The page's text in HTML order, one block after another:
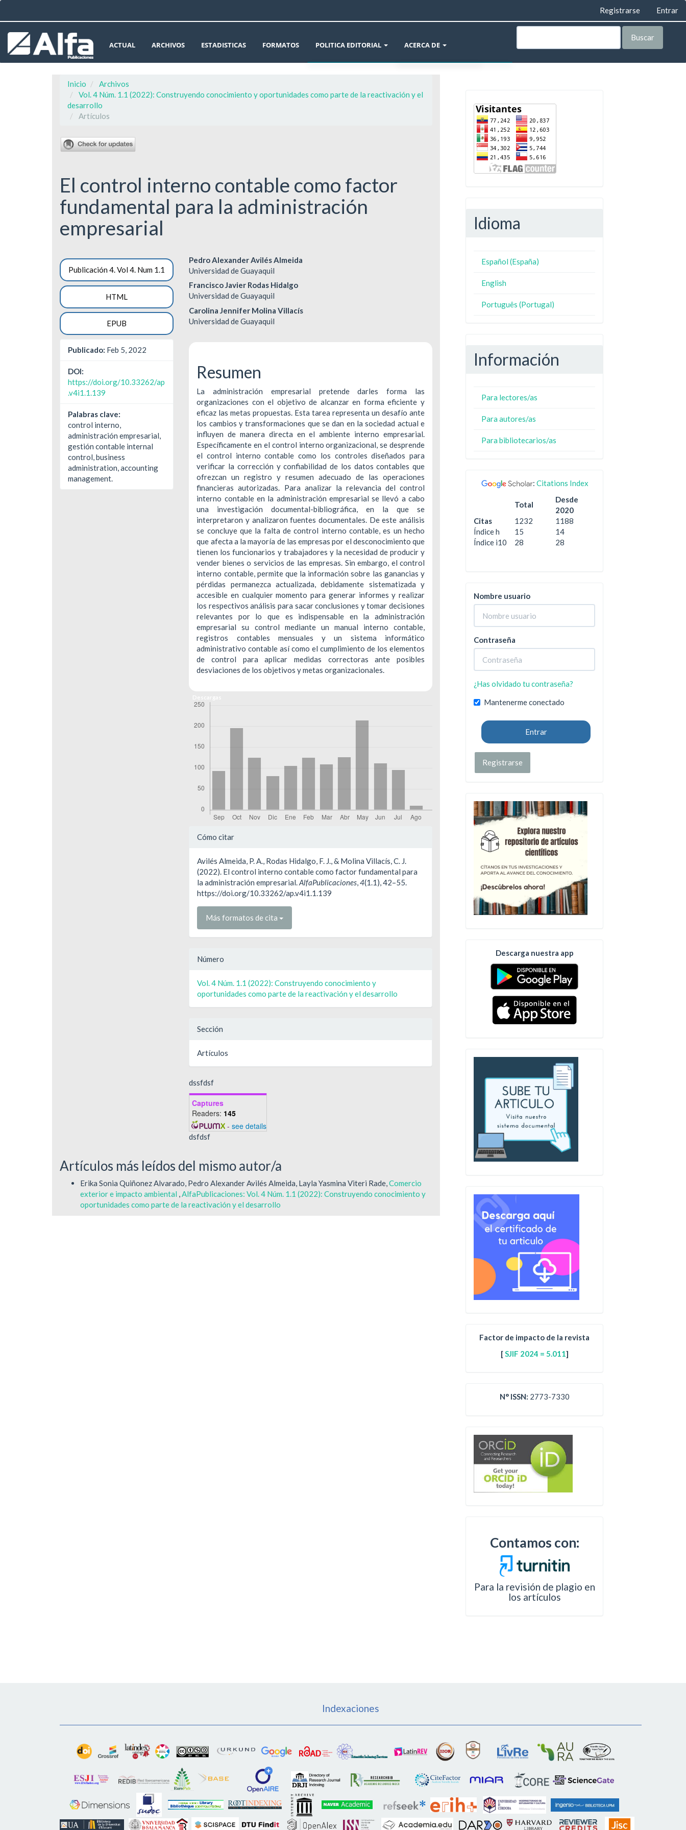
principal
Barra
lateral
Registrarse Entrar
ACTUAL ARCHIVOS ESTADISTICAS FORMATOS POLITICA EDITORIAL
DECLARACIÓN DE ÉTICA Y BUENAS PRÁCTICAS
POLÍTICA DE USO DE INTELIGENCIA ARTIFICIAL
POLÍTICA REVISIÓN DE PARES
ACERCA DE
INFORMACIÓN LEGAL
DECLARACIÓN DE PRIVACIDAD
Buscar
Inicio
Archivos
Vol. 4 Núm. 1.1 (2022): Construyendo conocimiento y oportunidades como parte de la reactivación y el
desarrollo
Artículos
El control interno contable como factor
fundamental para la administración
empresarial
Barra
lateral
del
artículo
Publicación 4. Vol 4. Num 1.1
HTML
EPUB
Publicado: Feb 5, 2022
DOI:
https://doi.org/10.33262/ap
.v4i1.1.139
Palabras clave:
control interno,
administración empresarial,
gestión contable internal
control, business
administration, accounting
management.
Contenido
principal
del
artículo
Pedro Alexander Avilés Almeida
Universidad de Guayaquil
Francisco Javier Rodas Hidalgo
Universidad de Guayaquil
Carolina Jennifer Molina Villacís
Universidad de Guayaquil
Resumen
La administración empresarial pretende darles forma las
organizaciones con el objetivo de alcanzar en forma eficiente y
eficaz las metas propuestas. Esta tarea representa un desafío ante
los cambios y transformaciones que se dan en la sociedad actual e
influyen de manera directa en el ambiente interno empresarial.
Específicamente en el control interno organizacional, se desprende
el control interno contable como los controles diseñados para
verificar la corrección y confiabilidad de los datos contables que
ofrezcan un registro y resumen adecuado de las operaciones
financieras autorizadas. Para analizar la relevancia del control
interno contable en la administración empresarial se llevó a cabo
una investigación documental-bibliográfica, en la que se
interpretaron y analizaron fuentes documentales. De este análisis
se concluye que la falta de control interno contable, es un hecho
que afecta a la mayoría de las empresas por el desconocimiento que
tienen los funcionarios y trabajadores y la necesidad de producir y
vender bienes o servicios de las empresas. Sin embargo, el control
interno contable, permite que la información sobre las ganancias y
pérdidas permanezca actualizada, debidamente sistematizada y
accesible en cualquier momento para generar informes y realizar
los respectivos análisis para sacar conclusiones y tomar decisiones
relevantes por lo que es indispensable en la administración
empresarial su control mediante un manual interno contable,
registros contables mensuales y un sistema informático
administrativo contable así como el cumplimiento de los elementos
de control para aplicar medidas correctoras ante posibles
desviaciones de los objetivos y metas organizacionales.
Detalles
artículo
Cómo citar
Avilés Almeida, P. A., Rodas Hidalgo, F. J., & Molina Villacís, C. J.
(2022). El control interno contable como factor fundamental para
la administración empresarial.AlfaPublicaciones,4(1.1), 42–55.
https://doi.org/10.33262/ap.v4i1.1.139
Más formatos de cita
Número
Vol. 4 Núm. 1.1 (2022): Construyendo conocimiento y
oportunidades como parte de la reactivación y el desarrollo
Sección
Artículos
dssfdsf
Captures
Readers: 145
- see details
dsfdsf
Artículos más leídos del mismo autor/a
Erika Sonia Quiñonez Alvarado, Pedro Alexander Avilés Almeida, Layla Yasmina Viteri Rade,Comercio
exterior e impacto ambiental ,AlfaPublicaciones: Vol. 4 Núm. 1.1 (2022): Construyendo conocimiento y
oportunidades como parte de la reactivación y el desarrollo
Idioma
Español (España)
English
Português (Portugal)
Información
Para lectores/as
Para autores/as
Para bibliotecarios/as
: Citations Index
Total
Desde
2020
Citas
1232
1188
Índice h
15
14
Índice i10
28 28
Nombre usuario
Contraseña
¿Has olvidado tu contraseña?
Mantenerme conectado
Entrar
Registrarse
Descarga nuestra app
Factor de impacto de la revista
[ SJIF 2024 = 5.011]
N° ISSN: 2773-7330
Contamos con:
Para la revisión de plagio en
los artículos
Indexaciones